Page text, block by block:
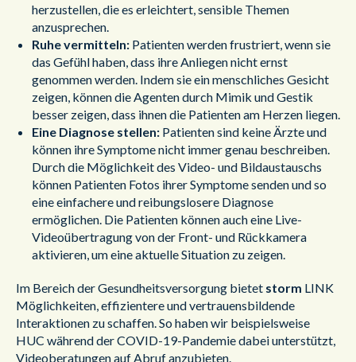
herzustellen, die es erleichtert, sensible Themen
anzusprechen.
Ruhe vermitteln: Patienten werden frustriert, wenn sie
das Gefühl haben, dass ihre Anliegen nicht ernst
genommen werden. Indem sie ein menschliches Gesicht
zeigen, können die Agenten durch Mimik und Gestik
besser zeigen, dass ihnen die Patienten am Herzen liegen.
Eine Diagnose stellen: Patienten sind keine Ärzte und
können ihre Symptome nicht immer genau beschreiben.
Durch die Möglichkeit des Video- und Bildaustauschs
können Patienten Fotos ihrer Symptome senden und so
eine einfachere und reibungslosere Diagnose
ermöglichen. Die Patienten können auch eine Live-
Videoübertragung von der Front- und Rückkamera
aktivieren, um eine aktuelle Situation zu zeigen.
Im Bereich der Gesundheitsversorgung bietet storm LINK
Möglichkeiten, effizientere und vertrauensbildende
Interaktionen zu schaffen. So haben wir beispielsweise
HUC während der COVID-19-Pandemie dabei unterstützt,
Videoberatungen auf Abruf anzubieten.